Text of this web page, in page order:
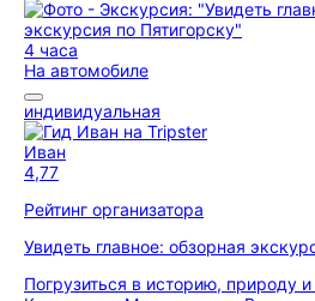
4 часа
На автомобиле
индивидуальная
Иван
4,77
Рейтинг организатора
Увидеть главное: обзорная
Погрузиться в историю, природу